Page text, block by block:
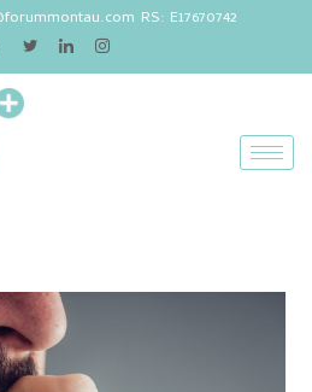
RS: E17670742